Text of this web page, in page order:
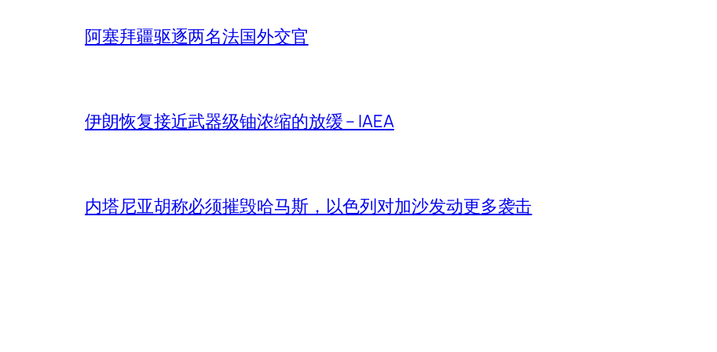
阿塞拜疆驱逐两名法国外交官
伊朗恢复接近武器级铀浓缩的放缓 – IAEA
内塔尼亚胡称必须摧毁哈马斯，以色列对加沙发动更多袭击